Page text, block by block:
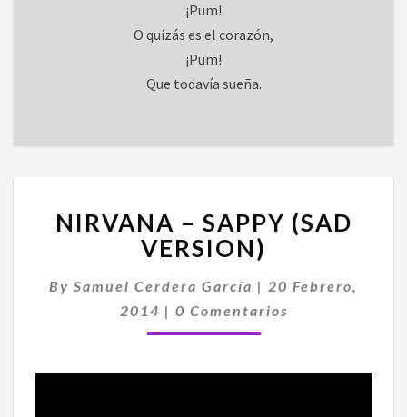
¡Pum!
O quizás es el corazón,
¡Pum!
Que todavía sueña.
–
SAPPY
(SAD
VERSION)
NIRVANA – SAPPY (SAD
VERSION)
By Samuel Cerdera García | 20 Febrero,
2014 | Comentarios
0 Comentarios